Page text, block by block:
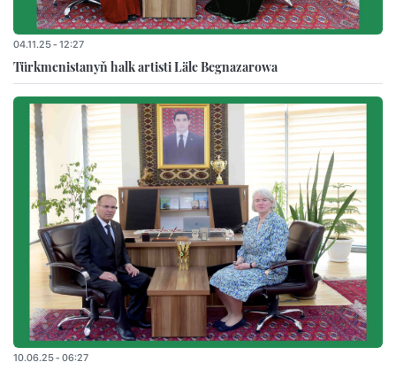
04.11.25 - 12:27
Türkmenistanyň halk artisti Läle Begnazarowa
10.06.25 - 06:27